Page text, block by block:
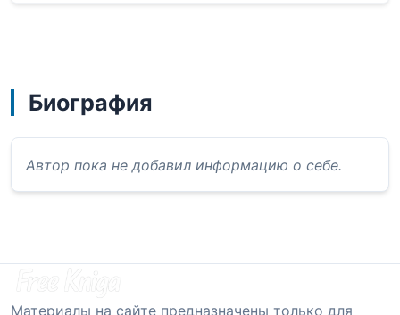
Биография
Автор пока не добавил информацию о себе.
Материалы на сайте предназначены только для